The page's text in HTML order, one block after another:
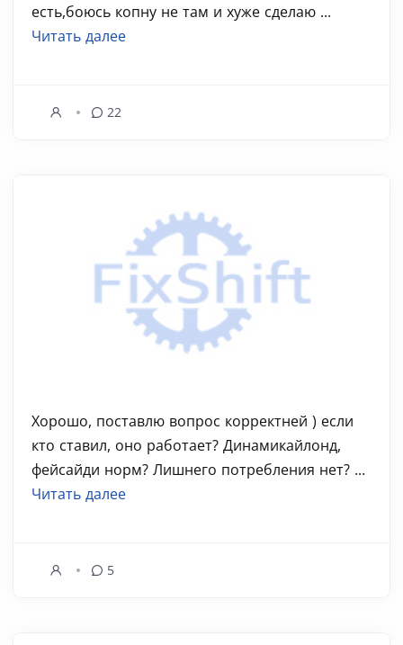
есть,боюсь копну не там и хуже сделаю ...
Читать далее
22
Хорошо, поставлю вопрос корректней ) если
кто ставил, оно работает? Динамикайлонд,
фейсайди норм? Лишнего потребления нет? ...
Читать далее
5